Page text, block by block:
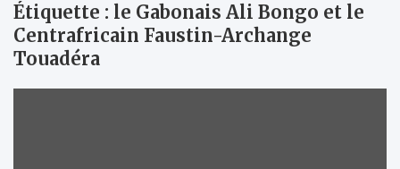
Étiquette : le Gabonais Ali Bongo et le
Centrafricain Faustin-Archange
Touadéra